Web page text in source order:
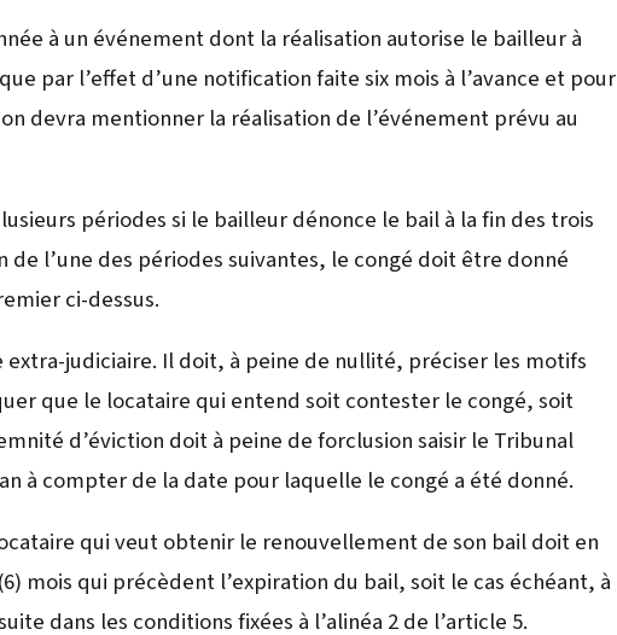
à un événement dont la réalisation autorise le bailleur à
par l’effet d’une notification faite six mois à l’avance et pour
devra mentionner la réalisation de l’événement prévu au
périodes si le bailleur dénonce le bail à la fin des trois
de l’une des périodes suivantes, le congé doit être donné
ci-dessus.
judiciaire. Il doit, à peine de nullité, préciser les motifs
que le locataire qui entend soit contester le congé, soit
d’éviction doit à peine de forclusion saisir le Tribunal
à compter de la date pour laquelle le congé a été donné.
qui veut obtenir le renouvellement de son bail doit en
mois qui précèdent l’expiration du bail, soit le cas échéant, à
dans les conditions fixées à l’alinéa 2 de l’article 5.